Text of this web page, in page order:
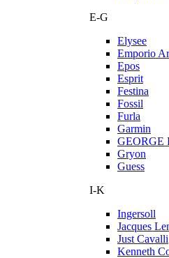
E-G
Elysee
Emporio
Epos
Esprit
Festina
Fossil
Furla
Garmin
GEORGE
Gryon
Guess
I-K
Ingersoll
Jacques
Just Cavalli
Kenneth